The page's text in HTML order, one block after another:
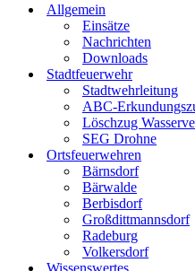
Allgemein
Einsätze
Nachrichten
Downloads
Stadtfeuerwehr
Stadtwehrleitung
ABC-
Löschzug
SEG Drohne
Ortsfeuerwehren
Bärnsdorf
Bärwalde
Berbisdorf
Großdittmannsdorf
Radeburg
Volkersdorf
Wissenswertes